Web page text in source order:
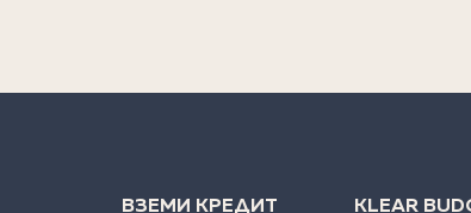
ВЗЕМИ КРЕДИТ KLEAR